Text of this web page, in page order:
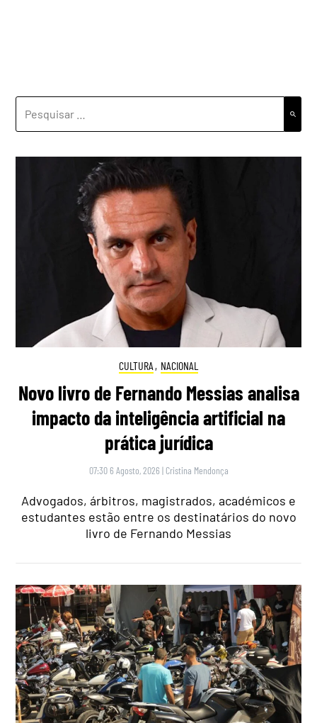
CULTURA , NACIONAL
Novo livro de Fernando Messias analisa
impacto da inteligência artificial na
prática jurídica
07:30 6 Agosto, 2026 | Cristina Mendonça
Advogados, árbitros, magistrados, académicos e
estudantes estão entre os destinatários do novo
livro de Fernando Messias